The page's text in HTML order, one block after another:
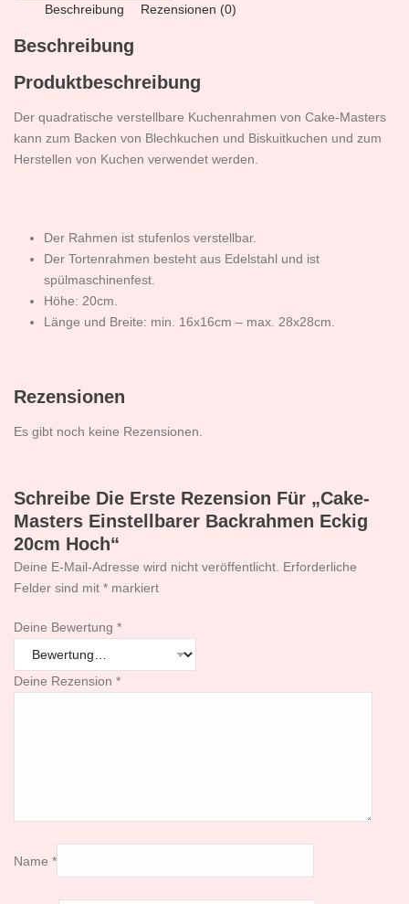
Beschreibung Rezensionen (0)
Beschreibung
Produktbeschreibung
Der quadratische verstellbare Kuchenrahmen von Cake-Masters
kann zum Backen von Blechkuchen und Biskuitkuchen und zum
Herstellen von Kuchen verwendet werden.
Der Rahmen ist stufenlos verstellbar.
Der Tortenrahmen besteht aus Edelstahl und ist
spülmaschinenfest.
Höhe: 20cm.
Länge und Breite: min. 16x16cm – max. 28x28cm.
Rezensionen
Es gibt noch keine Rezensionen.
Schreibe Die Erste Rezension Für „Cake-
Masters Einstellbarer Backrahmen Eckig
20cm Hoch“
Deine E-Mail-Adresse wird nicht veröffentlicht. Erforderliche
Felder sind mit * markiert
Deine Bewertung *
Deine Rezension *
Name *